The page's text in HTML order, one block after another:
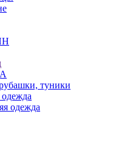
туники
одежда